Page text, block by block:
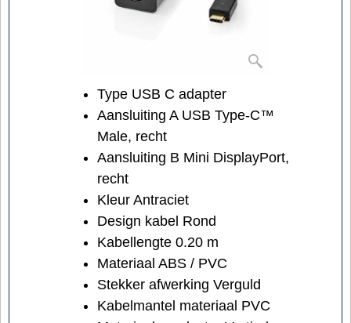
Type USB C adapter
Aansluiting A USB Type-C™
Male, recht
Aansluiting B Mini DisplayPort,
recht
Kleur Antraciet
Design kabel Rond
Kabellengte 0.20 m
Materiaal ABS / PVC
Stekker afwerking Verguld
Kabelmantel materiaal PVC